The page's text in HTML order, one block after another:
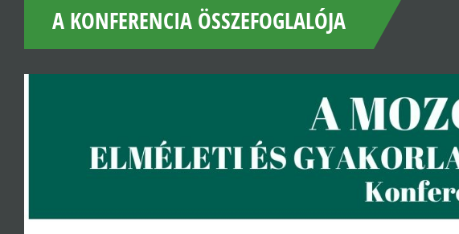
A KONFERENCIA ÖSSZEFOGLALÓJA